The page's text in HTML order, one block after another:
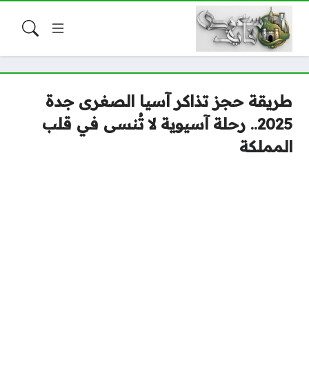
طريقة حجز تذاكر آسيا الصغرى جدة
2025.. رحلة آسيوية لا تُنسى في قلب
المملكة